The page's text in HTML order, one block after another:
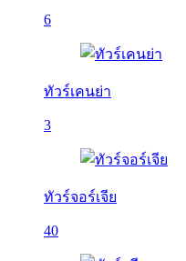
6
ทัวร์เคนย่า
3
ทัวร์จอร์เจีย
40